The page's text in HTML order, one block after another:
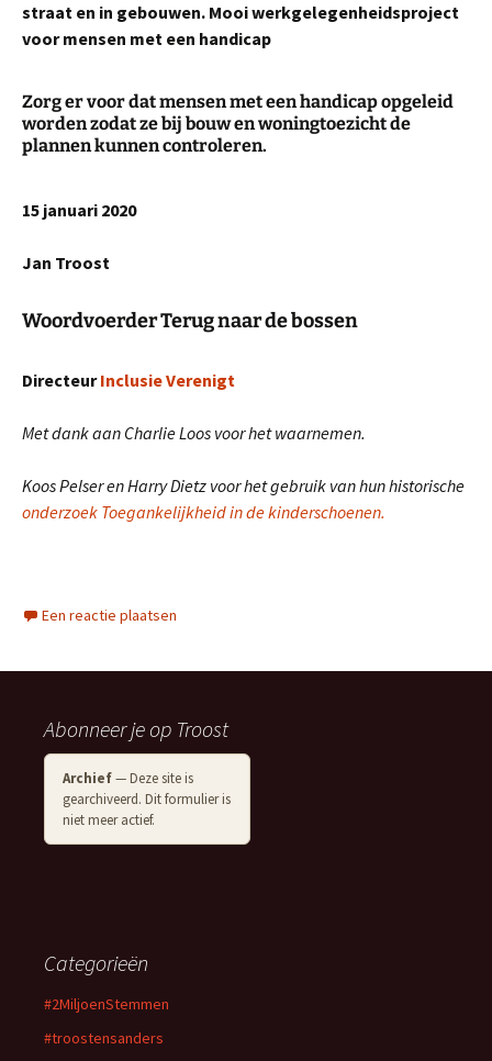
straat en in gebouwen. Mooi werkgelegenheidsproject
voor mensen met een handicap
Zorg er voor dat mensen met een handicap opgeleid
worden zodat ze bij bouw en woningtoezicht de
plannen kunnen controleren.
15 januari 2020
Jan Troost
Woordvoerder Terug naar de bossen
DirecteurInclusie Verenigt
Met dank aan Charlie Loos voor het waarnemen.
Koos Pelser en Harry Dietz voor het gebruik van hun historische
onderzoek Toegankelijkheid in de kinderschoenen.
Een reactie plaatsen
Abonneer je op Troost
Archief— Deze site is
gearchiveerd. Dit formulier is
niet meer actief.
Categorieën
#2MiljoenStemmen
#troostensanders